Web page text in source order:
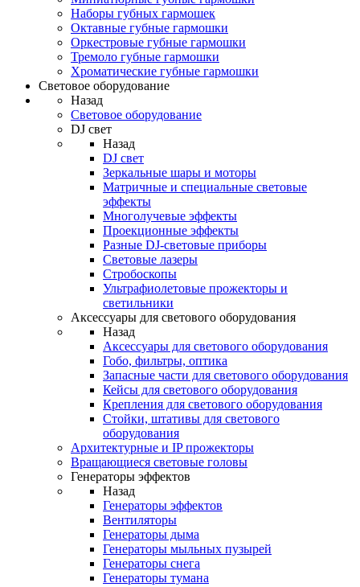
Наборы губных гармошек
Октавные губные гармошки
Оркестровые губные гармошки
Тремоло губные гармошки
Хроматические губные гармошки
Световое оборудование
Назад
Световое оборудование
DJ свет
Назад
DJ свет
Зеркальные шары и моторы
Матричные и специальные световые
эффекты
Многолучевые эффекты
Проекционные эффекты
Разные DJ-световые приборы
Световые лазеры
Стробоскопы
Ультрафиолетовые прожекторы и
светильники
Аксессуары для светового оборудования
Назад
Аксессуары для светового оборудования
Гобо, фильтры, оптика
Запасные части для светового оборудования
Кейсы для светового оборудования
Крепления для светового оборудования
Стойки, штативы для светового
оборудования
Архитектурные и IP прожекторы
Вращающиеся световые головы
Генераторы эффектов
Назад
Генераторы эффектов
Вентиляторы
Генераторы дыма
Генераторы мыльных пузырей
Генераторы снега
Генераторы тумана